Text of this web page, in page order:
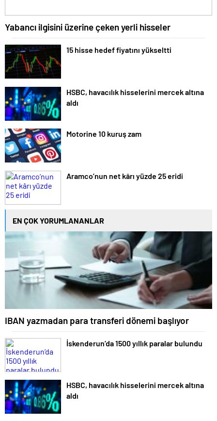
Yabancı ilgisini üzerine çeken yerli hisseler
15 hisse hedef fiyatını yükseltti
HSBC, havacılık hisselerini mercek altına
aldı
Motorine 10 kuruş zam
Aramco’nun net kârı yüzde 25 eridi
EN ÇOK YORUMLANANLAR
IBAN yazmadan para transferi dönemi başlıyor
İskenderun’da 1500 yıllık paralar bulundu
HSBC, havacılık hisselerini mercek altına
aldı